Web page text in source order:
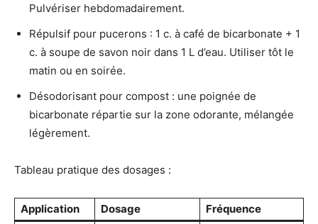
Pulvériser hebdomadairement.
Répulsif pour pucerons : 1 c. à café de bicarbonate + 1
c. à soupe de savon noir dans 1 L d’eau. Utiliser tôt le
matin ou en soirée.
Désodorisant pour compost : une poignée de
bicarbonate répartie sur la zone odorante, mélangée
légèrement.
Tableau pratique des dosages :
Application Dosage
Fréquence